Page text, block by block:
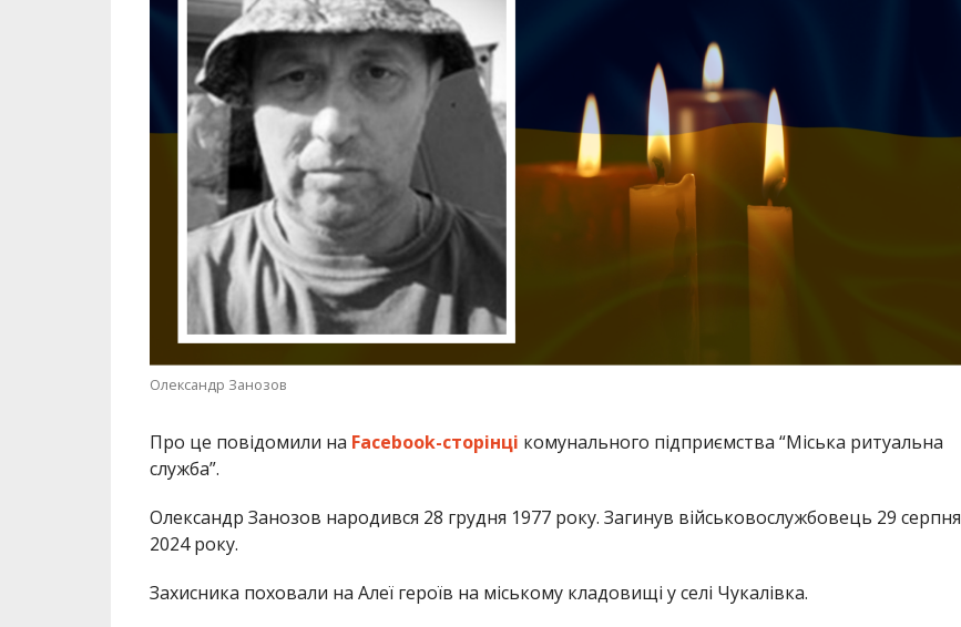
Олександр Занозов
Про це повідомили на Facebook-сторінці комунального підприємства “Міська ритуальна
служба”.
Олександр Занозов народився 28 грудня 1977 року. Загинув військовослужбовець 29 серпня
2024 року.
Захисника поховали на Алеї героїв на міському кладовищі у селі Чукалівка.